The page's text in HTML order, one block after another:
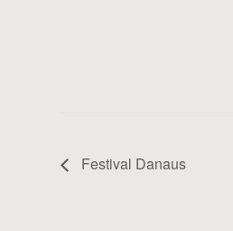
Festival Danaus